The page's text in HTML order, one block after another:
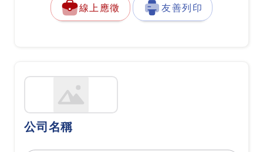
線上應徵 友善列印
公司名稱